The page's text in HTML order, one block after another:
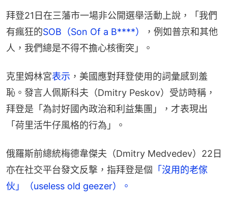
拜登21日在三藩市一場非公開選舉活動上說，「我們
有瘋狂的SOB（Son Of a B****）
，例如普京和其他
人，我們總是不得不擔心核衝突」。
克里姆林宮表示 ，美國應對拜登使用的詞彙感到羞
恥。發言人佩斯科夫（Dmitry Peskov）受訪時稱，
拜登是「為討好國內政治和利益集團」，才表現出
「荷里活牛仔風格的行為」。
俄羅斯前總統梅德韋傑夫（Dmitry Medvedev）22日
亦在社交平台發文反撃，指拜登是個 「沒用的老傢
伙」（useless old geezer）。